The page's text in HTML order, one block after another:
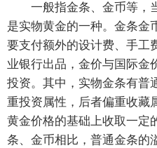
一般指金条、金币等，
是实物黄金的一种。金条金
要支付额外的设计费、手工
业银行出品，金价与国际金
投资。其中，实物金条有普
重投资属性，后者偏重收藏
黄金价格的基础上收取一定
条、金币相比，普通金条的